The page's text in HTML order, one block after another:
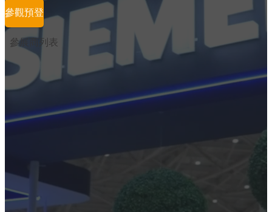
參觀預登
參展商列表